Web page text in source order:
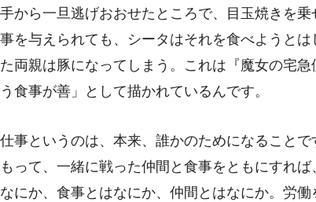
手から一旦逃げおおせたところで、目玉焼きを
事を与えられても、シータはそれを食べようと
た両親は豚になってしまう。これは『魔女の宅
う食事が善」として描かれているんです。
仕事というのは、本来、誰かのためになること
もって、一緒に戦った仲間と食事をともにすれ
なにか、食事とはなにか、仲間とはなにか。労